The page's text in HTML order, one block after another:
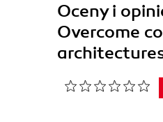
Oceny i
Overcome